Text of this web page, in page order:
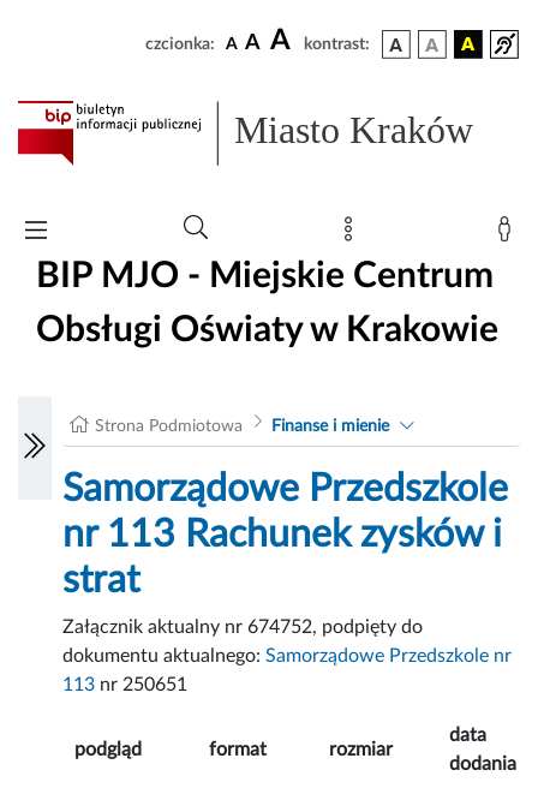
czcionka: A A A kontrast:
Miasto Kraków
BIP MJO - Miejskie Centrum
Obsługi Oświaty w Krakowie
Strona Podmiotowa Finanse i mienie
Samorządowe Przedszkole
nr 113 Rachunek zysków i
strat
Załącznik aktualny nr 674752, podpięty do
dokumentu aktualnego:Samorządowe Przedszkole nr
113 nr 250651
podgląd format rozmiar
data
dodania